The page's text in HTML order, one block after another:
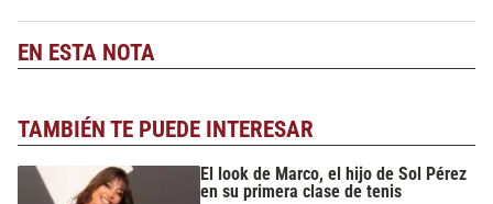
EN ESTA NOTA
TAMBIÉN TE PUEDE INTERESAR
El look de Marco, el hijo de Sol Pérez
en su primera clase de tenis